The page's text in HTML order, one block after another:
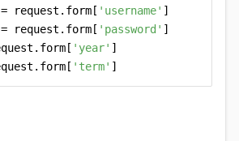
request.form[
'username' ]
request.form[
'password' ]
'year' ]
'term' ]